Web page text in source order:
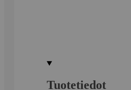
Tuotetiedot